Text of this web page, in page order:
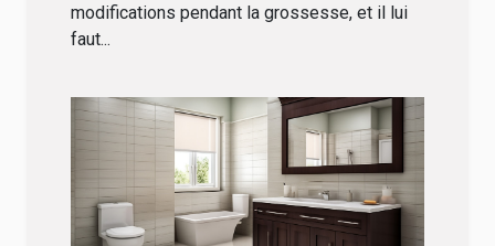
modifications pendant la grossesse, et il lui
faut...